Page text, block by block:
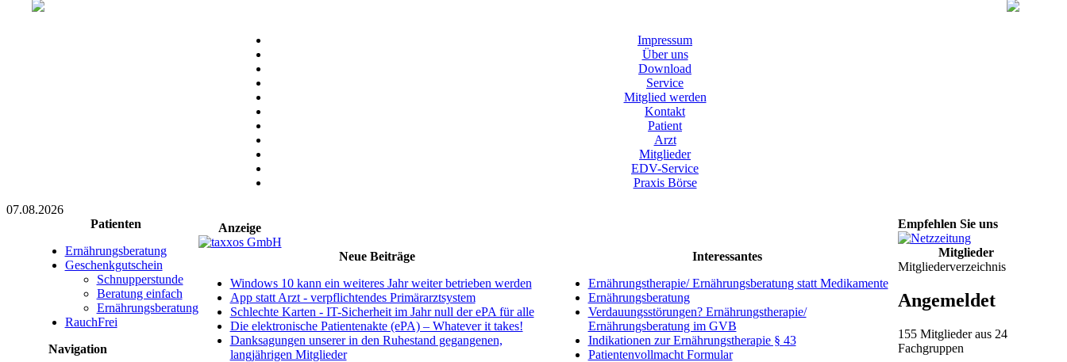
Impressum
Über uns
Download
Service
Mitglied werden
Kontakt
Patient
Arzt
Mitglieder
EDV-Service
Praxis Börse
07.08.2026
Patienten
Ernährungsberatung
Geschenkgutschein
Schnupperstunde
Beratung einfach
Ernährungsberatung
RauchFrei
Navigation
Anzeige
Neue Beiträge
Windows 10 kann ein weiteres Jahr weiter betrieben werden
App statt Arzt - verpflichtendes Primärarztsystem
Schlechte Karten - IT-Sicherheit im Jahr null der ePA für alle
Die elektronische Patientenakte (ePA) – Whatever it takes!
Danksagungen unserer in den Ruhestand gegangenen,
langjährigen Mitglieder
Interessantes
Ernährungstherapie/ Ernährungsberatung statt Medikamente
Ernährungsberatung
Verdauungsstörungen? Ernährungstherapie/
Ernährungsberatung im GVB
Indikationen zur Ernährungstherapie § 43
Patientenvollmacht Formular
Empfehlen Sie uns
Mitglieder
Mitgliederverzeichnis
Angemeldet
155 Mitglieder aus 24
Fachgruppen